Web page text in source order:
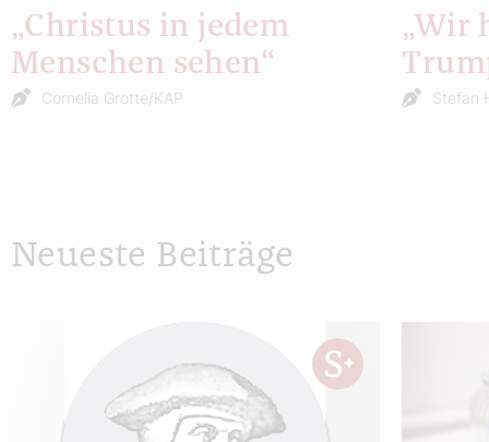
„Christus in jedem
Menschen sehen“
Cornelia Grotte/KAP
„Wir
Stefan
Neueste Beiträge